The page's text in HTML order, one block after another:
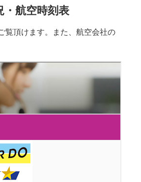
航空時刻表
覧頂けます。また、航空会社の